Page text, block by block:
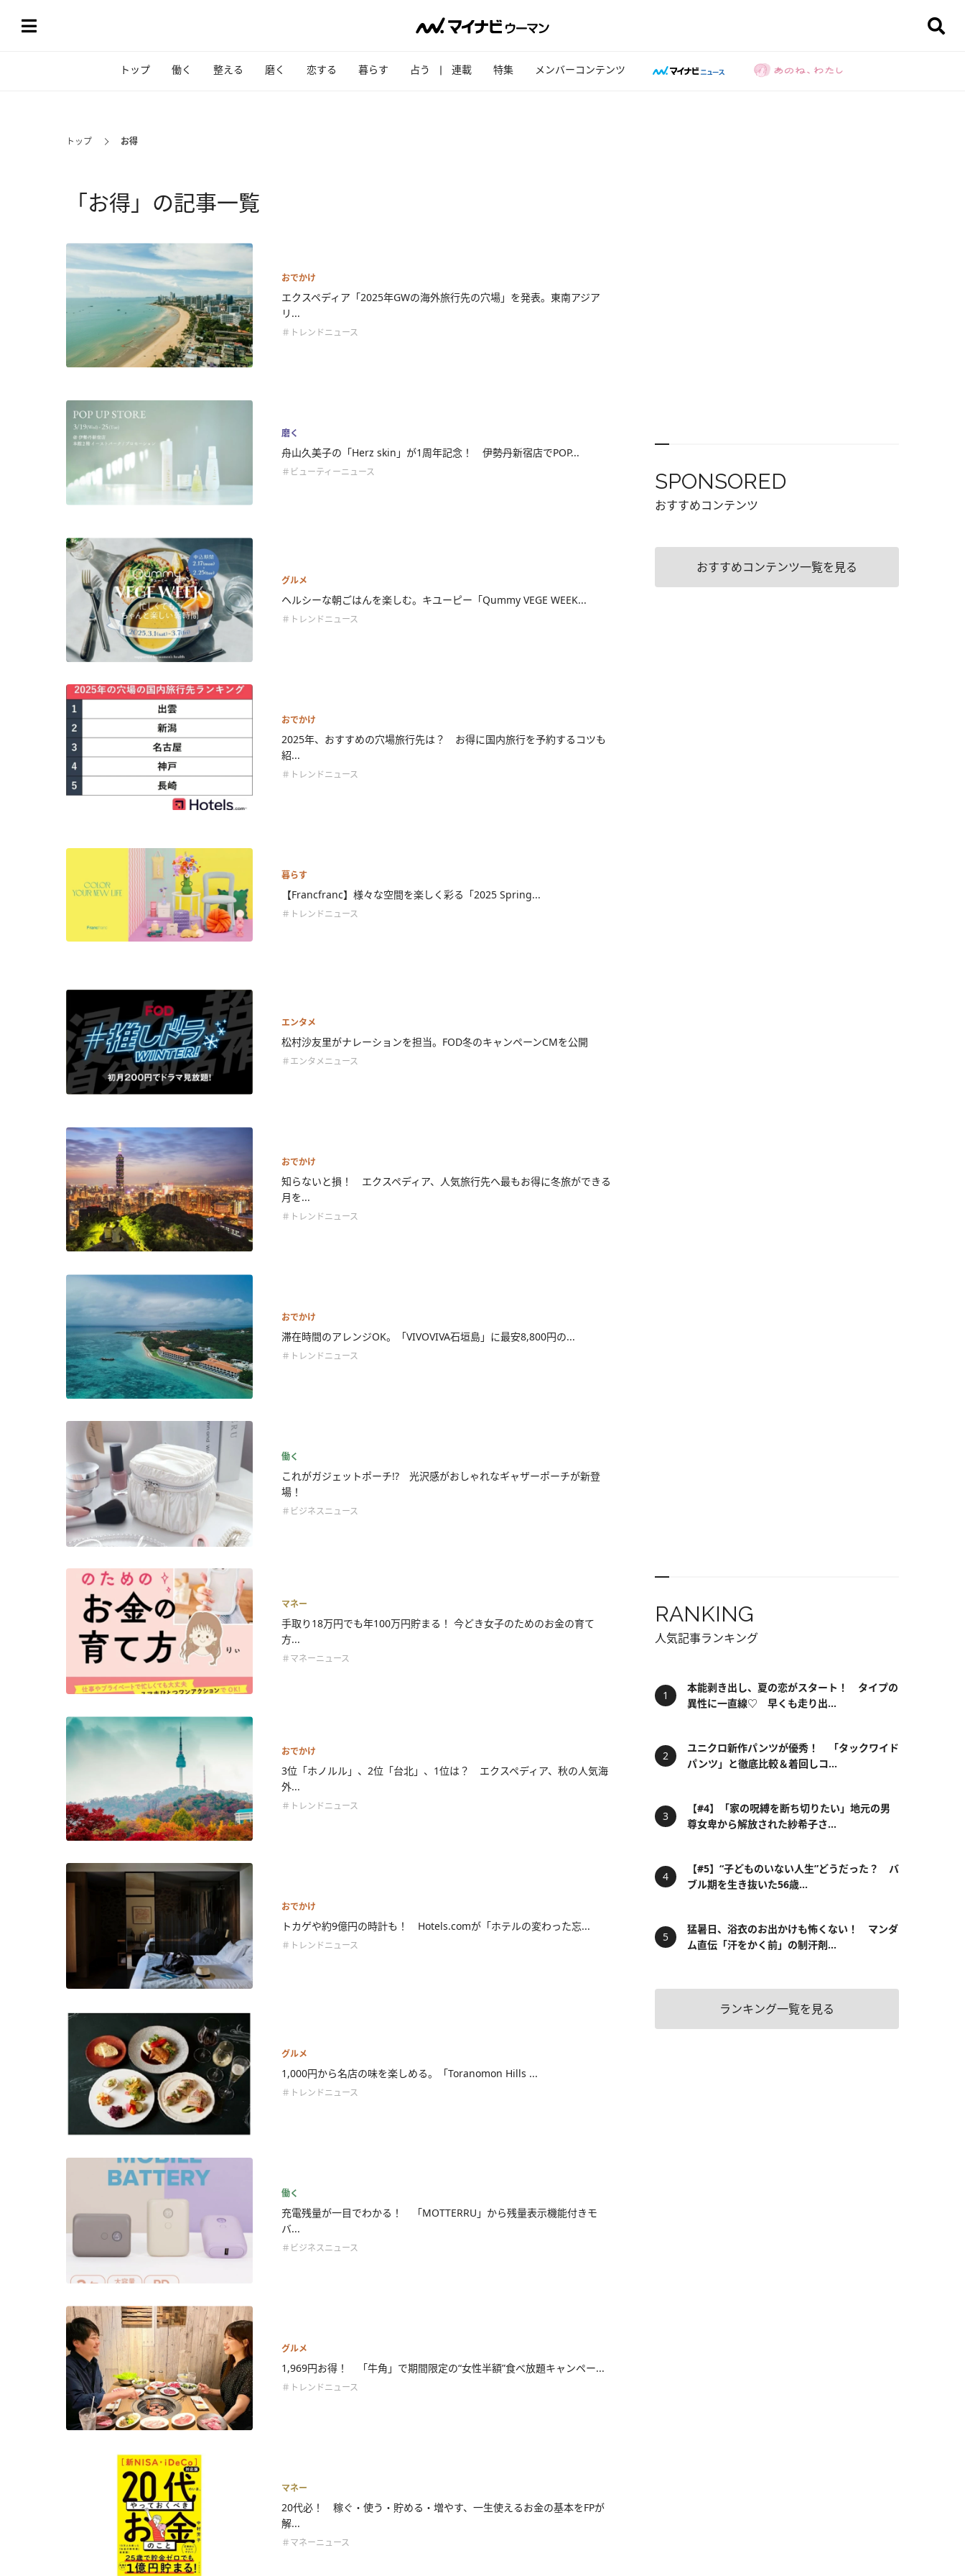
トップ 働く 整える 磨く 恋する 暮らす 占う 連載 特集 メンバーコンテンツ
トップ お得
「お得」の記事一覧
おでかけ
エクスペディア「2025年GWの海外旅行先の穴場」を発表。東南アジア
リ...
＃トレンドニュース
磨く
舟山久美子の「Herz skin」が1周年記念！ 伊勢丹新宿店でPOP...
＃ビューティーニュース
グルメ
ヘルシーな朝ごはんを楽しむ。キユーピー「Qummy VEGE WEEK...
＃トレンドニュース
おでかけ
2025年、おすすめの穴場旅行先は？ お得に国内旅行を予約するコツも
紹...
＃トレンドニュース
暮らす
【Francfranc】様々な空間を楽しく彩る「2025 Spring...
＃トレンドニュース
エンタメ
松村沙友里がナレーションを担当。FOD冬のキャンペーンCMを公開
＃エンタメニュース
おでかけ
知らないと損！ エクスペディア、人気旅行先へ最もお得に冬旅ができる
月を...
＃トレンドニュース
おでかけ
滞在時間のアレンジOK。「VIVOVIVA石垣島」に最安8,800円の...
＃トレンドニュース
働く
これがガジェットポーチ!? 光沢感がおしゃれなギャザーポーチが新登
場！
＃ビジネスニュース
マネー
手取り18万円でも年100万円貯まる！ 今どき女子のためのお金の育て
方...
＃マネーニュース
おでかけ
3位「ホノルル」、2位「台北」、1位は？ エクスペディア、秋の人気海
外...
＃トレンドニュース
おでかけ
トカゲや約9億円の時計も！ Hotels.comが「ホテルの変わった忘...
＃トレンドニュース
グルメ
1,000円から名店の味を楽しめる。「Toranomon Hills ...
＃トレンドニュース
働く
充電残量が一目でわかる！ 「MOTTERRU」から残量表示機能付きモ
バ...
＃ビジネスニュース
グルメ
1,969円お得！ 「牛角」で期間限定の“女性半額”食べ放題キャンペー...
＃トレンドニュース
マネー
20代必！ 稼ぐ・使う・貯める・増やす、一生使えるお金の基本をFPが
解...
＃マネーニュース
SPONSORED
おすすめコンテンツ
おすすめコンテンツ一覧を見る
RANKING
人気記事ランキング
本能剥き出し、夏の恋がスタート！ タイプの
異性に一直線♡ 早くも走り出...
ユニクロ新作パンツが優秀！ 「タックワイド
パンツ」と徹底比較＆着回しコ...
【#4】「家の呪縛を断ち切りたい」地元の男
尊女卑から解放された紗希子さ...
【#5】“子どものいない人生”どうだった？ バ
ブル期を生き抜いた56歳...
猛暑日、浴衣のお出かけも怖くない！ マンダ
ム直伝「汗をかく前」の制汗剤...
ランキング一覧を見る